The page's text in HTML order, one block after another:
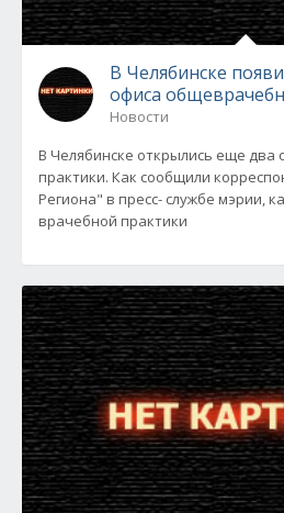
В Челябинске
офиса
Новости
В Челябинске открылись еще два
практики. Как сообщили
Региона" в пресс- службе мэрии,
врачебной практики